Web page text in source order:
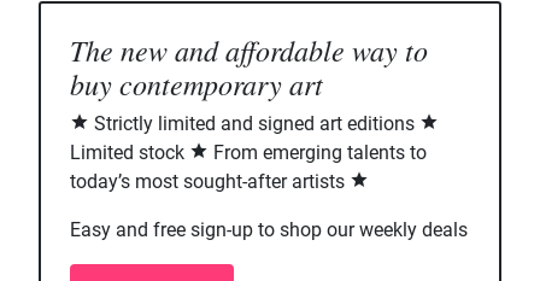
The new and affordable way to
buy contemporary art
Strictly limited and signed art editions
Limited stock
From emerging talents to
today’s most sought-after artists
Easy and free sign-up to shop our weekly deals